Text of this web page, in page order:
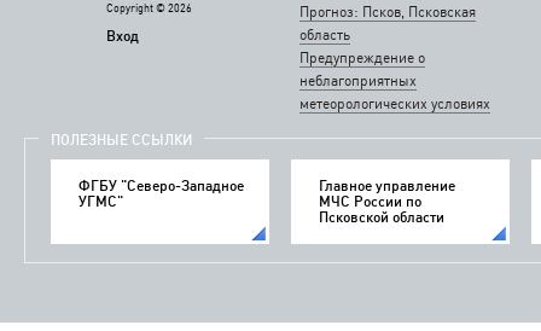
Copyright © 2026
Вход
Прогноз: Псков, Псковская
область
Предупреждение о
неблагоприятных
метеорологических условиях
ПОЛЕЗНЫЕ ССЫЛКИ
ФГБУ "Северо-Западное
УГМС"
Главное управление
МЧС России по
Псковской области